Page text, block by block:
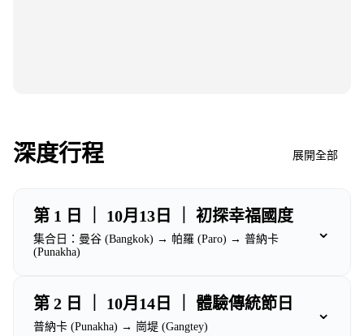
深度行程 展開全部
第 1 日 ｜ 10月13日 ｜ 初探幸福國度
集合日：曼谷 (Bangkok) → 帕羅 (Paro) → 普納卡
(Punakha)
⌄
第 2 日 ｜ 10月14日 ｜ 體驗傳統節日
普納卡 (Punakha) → 崗堤 (Gangtey)
⌄